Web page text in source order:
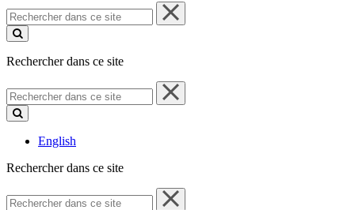
Rechercher
dans
ce
Rechercher dans ce site
Rechercher
dans
ce
English
Rechercher dans ce site
Rechercher